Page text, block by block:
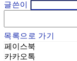
글쓴이
목록으로 가기
페이스북
카카오톡